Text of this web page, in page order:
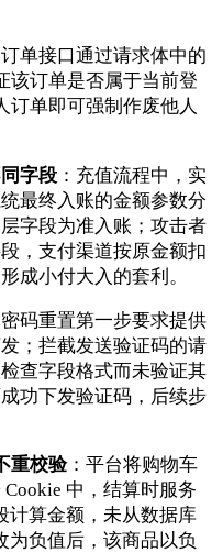
订单接口通过请求体中的
该订单是否属于当前登
订单即可强制作废他人
字段 ：充值流程中，实
最终入账的金额参数分
字段为准入账；攻击者
，支付渠道按原金额扣
成小付大入的套利。
密码重置第一步要求提供
；拦截发送验证码的请
查字段格式而未验证其
功下发验证码，后续步
重校验：平台将购物车
中，结算时服务
计算金额，未从数据库
为负值后，该商品以负